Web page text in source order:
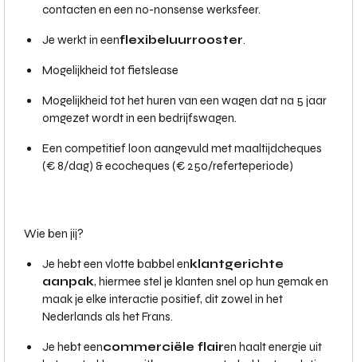
contacten en een no-nonsense werksfeer.
Je werkt in eenflexibeluurrooster.
Mogelijkheid tot fietslease
Mogelijkheid tot het huren van een wagen dat na 5 jaar
omgezet wordt in een bedrijfswagen.
Een competitief loon aangevuld met maaltijdcheques
(€ 8/dag) & ecocheques (€ 250/referteperiode)
Wie ben jij?
Je hebt een vlotte babbel enklantgerichte
aanpak, hiermee stel je klanten snel op hun gemak en
maak je elke interactie positief, dit zowel in het
Nederlands als het Frans.
Je hebt eencommerciële flairen haalt energie uit